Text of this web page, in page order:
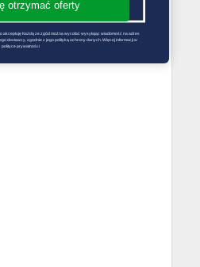
otrzymać oferty
akceptuję Każdą ze zgód można wycofać wysyłając wiadomość na adres
dostawcy, zgodnie z jego polityką ochrony danych. Więcej informacji w
polityce prywatności